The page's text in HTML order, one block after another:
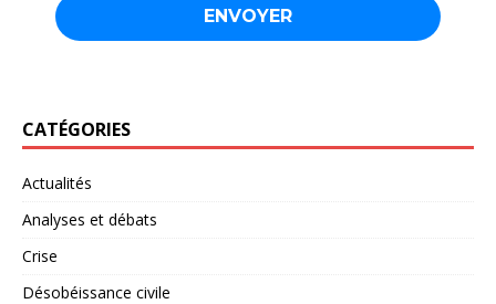
CATÉGORIES
Actualités
Analyses et débats
Crise
Désobéissance civile